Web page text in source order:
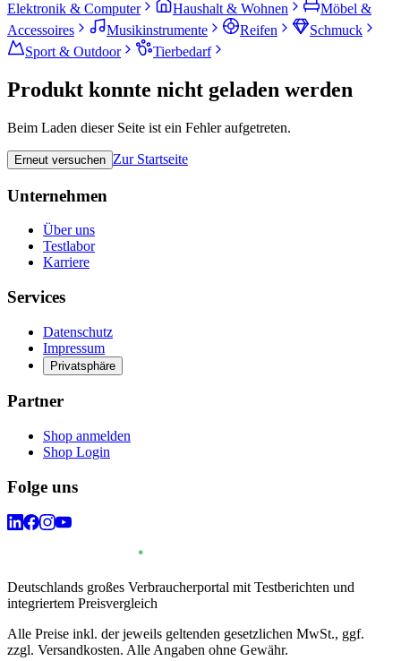
Elektronik & Computer
Haushalt & Wohnen
Möbel &
Accessoires
Musikinstrumente Reifen
Schmuck
Sport & Outdoor
Tierbedarf
Produkt konnte nicht geladen werden
Beim Laden dieser Seite ist ein Fehler aufgetreten.
Erneut versuchen Zur Startseite
Unternehmen
Über uns
Testlabor
Karriere
Services
Datenschutz
Impressum
Privatsphäre
Partner
Shop anmelden
Shop Login
Folge uns
Deutschlands großes Verbraucherportal mit Testberichten und
integriertem Preisvergleich
Alle Preise inkl. der jeweils geltenden gesetzlichen MwSt., ggf.
zzgl. Versandkosten. Alle Angaben ohne Gewähr.